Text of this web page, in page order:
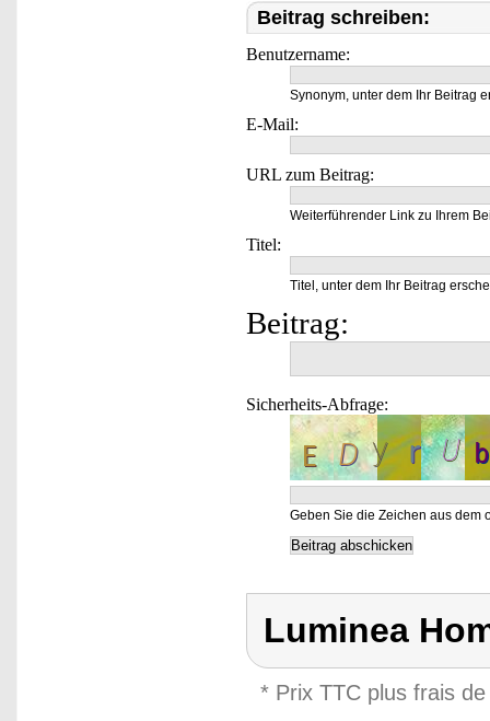
Beitrag schreiben:
Benutzername:
Synonym, unter dem Ihr Beitrag
E-Mail:
URL zum Beitrag:
Weiterführender Link zu Ihrem
Titel:
Titel, unter dem Ihr Beitrag
Beitrag:
Sicherheits-Abfrage:
Geben Sie die Zeichen aus dem
Luminea
* Prix TTC plus frais